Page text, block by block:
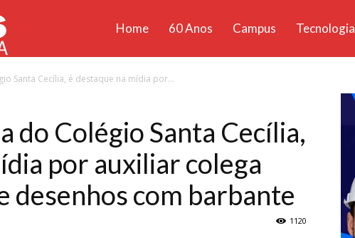
Unisanta
Home 60 Anos Campus Tecnologia
Santa Cecília, é destaque na mídia por...
do Colégio Santa Cecília,
por auxiliar colega
desenhos com barbante
1120